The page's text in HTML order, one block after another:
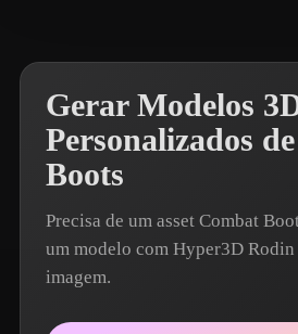
Gerar Modelos
Personalizados
Boots
Precisa de um asset Combat
um modelo com Hyper3D
imagem.